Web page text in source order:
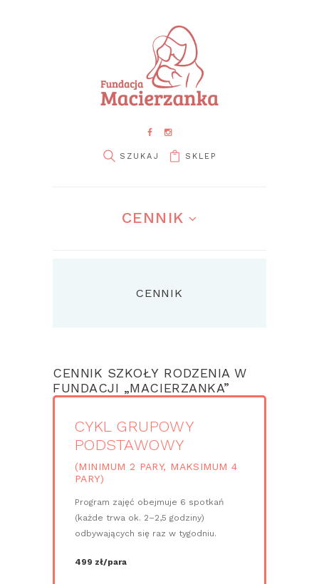
SKLEP
CENNIK
CENNIK
CENNIK SZKOŁY RODZENIA W
FUNDACJI „MACIERZANKA”
CYKL GRUPOWY
PODSTAWOWY
(MINIMUM 2 PARY, MAKSIMUM 4
PARY)
Program zajęć obejmuje 6 spotkań
(każde trwa ok. 2–2,5 godziny)
odbywających się raz w tygodniu.
499 zł/para